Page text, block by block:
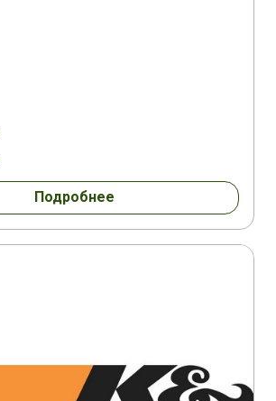
Подробнее